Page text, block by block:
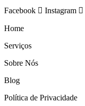
Facebook Instagram
Home
Serviços
Sobre Nós
Blog
Política de Privacidade